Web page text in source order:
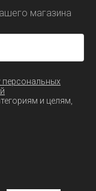
магазина
персональных
и целям,